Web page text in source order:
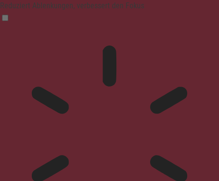
Reduziert Ablenkungen, verbessert den Fokus